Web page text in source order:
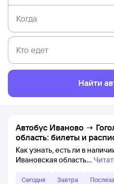
Когда
Кто едет
Найти
Автобус Иваново →
область: билеты и
Как узнать, есть ли в
Ивановская область
Сегодня Завтра